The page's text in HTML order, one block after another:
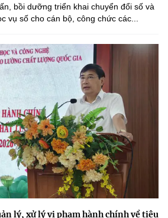
bồi dưỡng triển khai chuyển đổi số và
vụ số cho cán bộ, công chức các...
lý, xử lý vi phạm hành chính về tiêu